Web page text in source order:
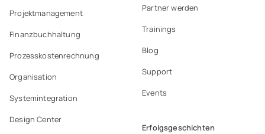
Projektmanagement
Finanzbuchhaltung
Prozesskostenrechnung
Organisation
Systemintegration
Design Center
Partner werden
Trainings
Blog
Support
Events
Erfolgsgeschichten